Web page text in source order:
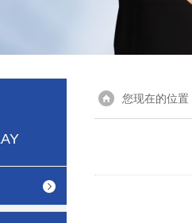
您现在的位置